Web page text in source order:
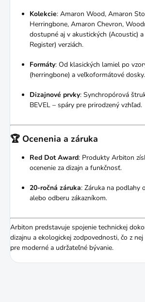
Kolekcie: Amaron Wood, Amaron
Herringbone, Amaron Chevron,
dostupné aj v akustických (Acoustic)
Register) verziách.
Formáty: Od klasických lamiel po
(herringbone) a veľkoformátové dosky.
Dizajnové prvky: Synchropórová
BEVEL – spáry pre prirodzený vzhľad.
🏆 Ocenenia a záruka
Red Dot Award: Produkty Arbiton
ocenenie za dizajn a funkčnosť.
20-ročná záruka: Záruka na podlahy
alebo odberu zákazníkom.
Arbiton predstavuje spojenie technickej
dizajnu a ekologickej zodpovednosti, čo z
pre moderné a udržateľné bývanie.